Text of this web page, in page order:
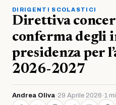
DIRIGENTI SCOLASTICI
Direttiva
conferma degli
presidenza per
2026-2027
Andrea Oliva· 29 Aprile 2026 ·1